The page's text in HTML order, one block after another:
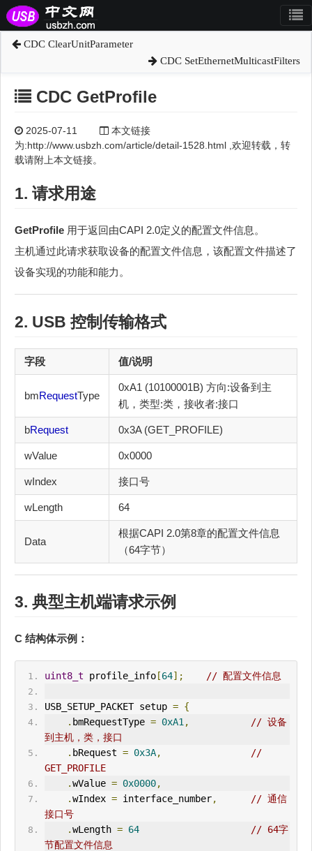
CDC ClearUnitParameter
CDC SetEthernetMulticastFilters
CDC GetProfile
2025-07-11
本文链接
为:http://www.usbzh.com/article/detail-1528.html ,欢迎转载，转
载请附上本文链接。
1. 请求用途
GetProfile 用于返回由CAPI 2.0定义的配置文件信息。
主机通过此请求获取设备的配置文件信息，该配置文件描述了
设备实现的功能和能力。
2. USB 控制传输格式
字段 值/说明
bmRequestType
0xA1 (10100001B) 方向:设备到主
机，类型:类，接收者:接口
bRequest 0x3A (GET_PROFILE)
wValue 0x0000
wIndex 接口号
wLength 64
Data
根据CAPI 2.0第8章的配置文件信息
（64字节）
3. 典型主机端请求示例
C 结构体示例：
uint8_t profile_info[64]; // 配置文件信息
USB_ SETUP_PACKET setup = {
. bmRequestType = 0xA1 ,
// 设备
到主机，类，接口
. bRequest = 0x3A,
//
GET_PROFILE
.wValue = 0x0000,
.wIndex = interface_number,
// 通信
接口号
.wLength = 64
// 64字
节配置文件信息